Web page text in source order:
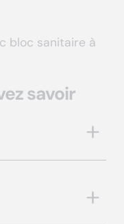
bloc sanitaire à
savoir